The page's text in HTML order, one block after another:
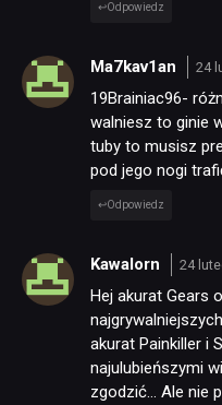
Odpowiedz
Ma7kav1an 24
19Brainiac96-
walniesz to ginie
tuby to musisz
pod jego nogi
Odpowiedz
Kawalorn 24
Hej akurat Gears
akurat Painkiller i
najulubieńszymi
zgodzić… Ale nie